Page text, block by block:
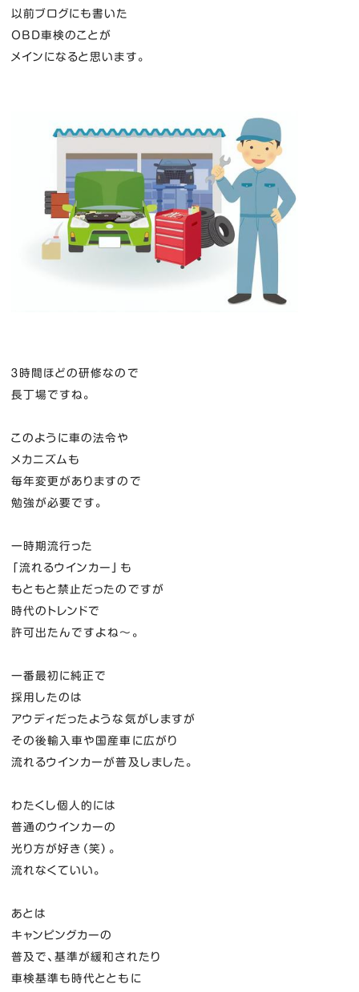
以前ブログにも書いた
OBD車検のことが
メインになると思います。
３時間ほどの研修なので
長丁場ですね。
このように車の法令や
メカニズムも
毎年変更がありますので
勉強が必要です。
一時期流行った
「流れるウインカー」も
もともと禁止だったのですが
時代のトレンドで
許可出たんですよね～。
一番最初に純正で
採用したのは
アウディだったような気がしますが
その後輸入車や国産車に広がり
流れるウインカーが普及しました。
わたくし個人的には
普通のウインカーの
光り方が好き（笑）。
流れなくていい。
あとは
キャンピングカーの
普及で、基準が緩和されたり
車検基準も時代とともに